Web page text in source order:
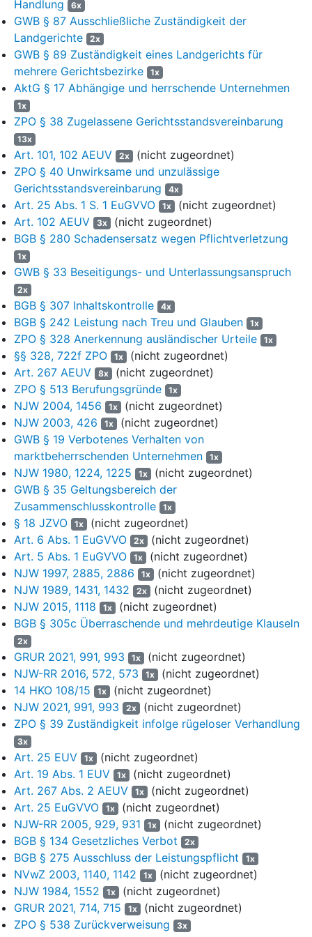
bei dem eine geordnete und sachgerechte Prüfung der
Ansprüche nicht gewährleistet ist, so dass die Klausel einem
Verzicht auf den Rechtsschutz gleichkäme (Anschluss BGH,
Urteil vom 3. Dezember 1973 -II ZR 91/72und OLG Koblenz,
Zwischenurteil vom 24. Juni 2004 -
OLG Frankfurt, Urteil vom 1. Oktober 1998 -1 U 163/96). Für
diese Prüfung kann nur der Zeitpunkt der Klageerhebung
maßgeblich sein, nicht schon der ihres Abschlusses. Denn erst
dann kann festgestellt werden, ob an dem prorogierten
ausländischen Gerichtsstand eine Rechtsverweigerung drohen
würde.(Rn.114)(Rn.121)
Verfahrensgang
vorgehend LG Kiel 13. Zivilkammer, 24. August 2023,
O 188/21, Urteil
Tenor
Auf die Berufung der Klägerinnen wird das angefochtene
Urteil aufgehoben, soweit die Klage abgewiesen worden ist.
Der Rechtsstreit wird zur weiteren Verhandlung und
Entscheidung an das Landgericht Kiel zurückverwiesen.
Die Berufung der Beklagten zu 2) wird zurückgewiesen.
Die Kostenentscheidung bleibt der Schlussentscheidung
vorbehalten.
Gründe
I.
1
Die Parteien sind durch die Teilnahme der Klägerinnen am
Visakartensystem der Beklagten miteinander verbunden. Sie
streiten um die Rechtmäßigkeit der dabei vereinbarten
Gebührenregelung.
2
Die Klägerinnen geben im Rahmen der von ihnen
angebotenen Finanzdienstleistungen auch Visakarten an ihre
Kunden aus. Trägerin des Visa-Zahlungssystems war seit dem
Jahr 1976 die aus rund 20.000 Banken bestehende
Mitgliederorganisation Visa International Association. Aus ihr
spaltete sich im Jahr 2004 für das Europageschäft die von 3.000
Banken - darunter die Dachorganisation der Klägerinnen, der
DSGV - getragene Beklagte zu 1 Visa Europe Ltd. ab. Für das
weltweite Geschäft im Übrigen wurde im Jahr 2007 als
Aktiengesellschaft die Beklagte zu 2 Visa Inc. gegründet. Die
Anteile der bisherigen Mitgliedsbanken wurden im Jahr 2008 an
der Börse veräußert. Die Beklagte zu 2 besaß eine Kaufoption
an der Beklagten zu 1, von der sie im Jahr 2016 Gebrauch
machte und alle Anteile an der Beklagten zu 1 erwarb, deren
bisherige Mitgliedschaftsbanken dabei ausbezahlt wurden. Seit
dem 21.06.2016 ist die Beklagte zu 1 eine 100%ige
Tochtergesellschaft der Beklagten zu 2.
3
Bereits zuvor, am 01.12.2015, legten der DSGV und die
Beklagte zu 1 in der sog. Mitgliedschaftsvereinbarung
"Membership Deed" (“MD“, Bl. 613 - 631 d. A. in deutscher, Bl.
633 - 651 d. A. in englischer Fassung) die Grundlage für die
Teilnahme der Klägerinnen am Visa-Zahlungskartensystem. Die
Klägerinnen erkannten darin die von der Beklagten zu 1
aufgestellten Regelwerke als verbindlich an. Seit der Übernahme
der Beklagten zu 1 durch die Beklagte zu 2 verantworten beide
Handlung
6x
GWB § 87 Ausschließliche Zuständigkeit der
Landgerichte
2x
GWB § 89 Zuständigkeit eines Landgerichts für
mehrere Gerichtsbezirke
1x
AktG § 17 Abhängige und herrschende Unternehmen
1x
ZPO § 38 Zugelassene Gerichtsstandsvereinbarung
13x
Art. 101, 102 AEUV 2x (nicht zugeordnet)
ZPO § 40 Unwirksame und unzulässige
Gerichtsstandsvereinbarung
4x
Art. 25 Abs. 1 S. 1 EuGVVO 1x (nicht zugeordnet)
Art. 102 AEUV
3x (nicht zugeordnet)
BGB § 280 Schadensersatz wegen Pflichtverletzung
1x
GWB § 33 Beseitigungs- und Unterlassungsanspruch
2x
BGB § 307 Inhaltskontrolle 4x
BGB § 242 Leistung nach Treu und Glauben 1x
ZPO § 328 Anerkennung ausländischer Urteile 1x
§§ 328, 722f ZPO 1x (nicht zugeordnet)
Art. 267 AEUV
8x (nicht zugeordnet)
ZPO § 513 Berufungsgründe
1x
NJW 2004, 1456 1x (nicht zugeordnet)
NJW 2003, 426
1x (nicht zugeordnet)
GWB § 19 Verbotenes Verhalten von
marktbeherrschenden Unternehmen
1x
NJW 1980, 1224, 1225 1x (nicht zugeordnet)
GWB § 35 Geltungsbereich der
Zusammenschlusskontrolle
1x
§ 18 JZVO 1x (nicht zugeordnet)
Art. 6 Abs. 1 EuGVVO
2x (nicht zugeordnet)
Art. 5 Abs. 1 EuGVVO
1x (nicht zugeordnet)
NJW 1997, 2885, 2886
1x (nicht zugeordnet)
NJW 1989, 1431, 1432
2x (nicht zugeordnet)
NJW 2015, 1118
1x (nicht zugeordnet)
BGB § 305c Überraschende und mehrdeutige Klauseln
2x
GRUR 2021, 991, 993 1x (nicht zugeordnet)
NJW-RR 2016, 572, 573
1x (nicht zugeordnet)
14 HKO 108/15
1x (nicht zugeordnet)
NJW 2021, 991, 993
2x (nicht zugeordnet)
ZPO § 39 Zuständigkeit infolge rügeloser Verhandlung
3x
Art. 25 EUV 1x (nicht zugeordnet)
Art. 19 Abs. 1 EUV
1x (nicht zugeordnet)
Art. 267 Abs. 2 AEUV
1x (nicht zugeordnet)
Art. 25 EuGVVO
1x (nicht zugeordnet)
NJW-RR 2005, 929, 931
1x (nicht zugeordnet)
BGB § 134 Gesetzliches Verbot
2x
BGB § 275 Ausschluss der Leistungspflicht 1x
NVwZ 2003, 1140, 1142 1x (nicht zugeordnet)
NJW 1984, 1552
1x (nicht zugeordnet)
GRUR 2021, 714, 715
1x (nicht zugeordnet)
ZPO § 538 Zurückverweisung
3x